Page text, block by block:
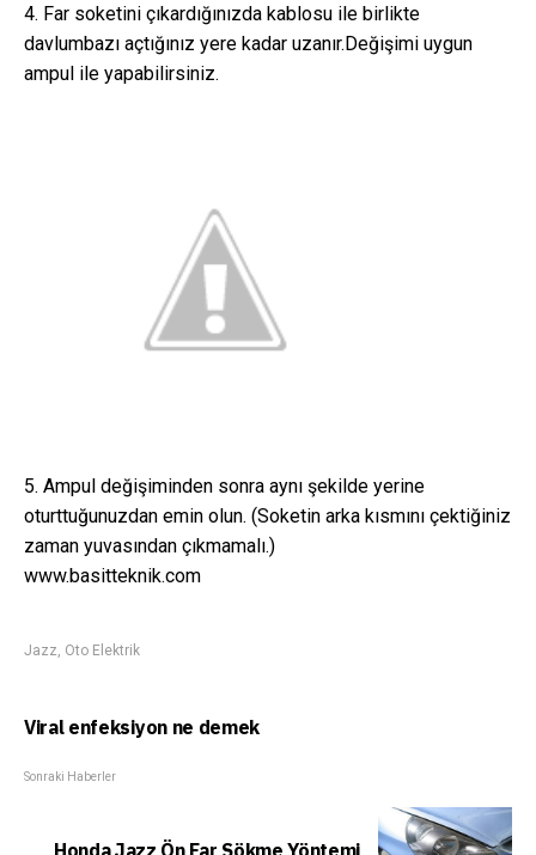
4. Far soketini çıkardığınızda kablosu ile birlikte
davlumbazı açtığınız yere kadar uzanır.Değişimi uygun
ampul ile yapabilirsiniz.
5. Ampul değişiminden sonra aynı şekilde yerine
oturttuğunuzdan emin olun. (Soketin arka kısmını çektiğiniz
zaman yuvasından çıkmamalı.)
www.basitteknik.com
Jazz, Oto Elektrik
Viral enfeksiyon ne demek
Sonraki Haberler
Honda Jazz Ön Far Sökme Yöntemi